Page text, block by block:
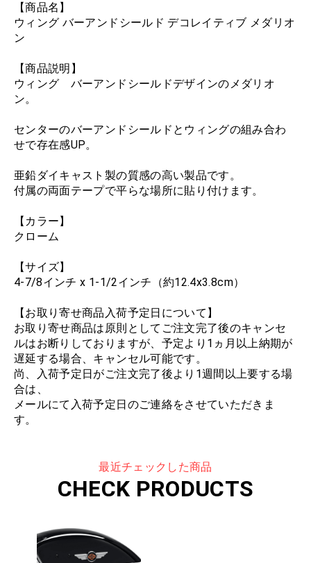
【商品名】
ウィング バーアンドシールド デコレイティブ メダリオ
ン
【商品説明】
ウィング バーアンドシールドデザインのメダリオ
ン。
センターのバーアンドシールドとウィングの組み合わ
せで存在感UP。
亜鉛ダイキャスト製の質感の高い製品です。
付属の両面テープで平らな場所に貼り付けます。
【カラー】
クローム
【サイズ】
4-7/8インチ x 1-1/2インチ（約12.4x3.8cm）
【お取り寄せ商品入荷予定日について】
お取り寄せ商品は原則としてご注文完了後のキャンセ
ルはお断りしておりますが、予定より1ヵ月以上納期が
遅延する場合、キャンセル可能です。
尚、入荷予定日がご注文完了後より1週間以上要する場
合は、
メールにて入荷予定日のご連絡をさせていただきま
す。
最近チェックした商品
CHECK PRODUCTS